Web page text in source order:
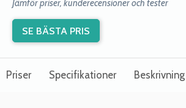
Jämför priser, kunderecensioner och tester
SE BÄSTA PRIS
Priser Specifikationer Beskrivning